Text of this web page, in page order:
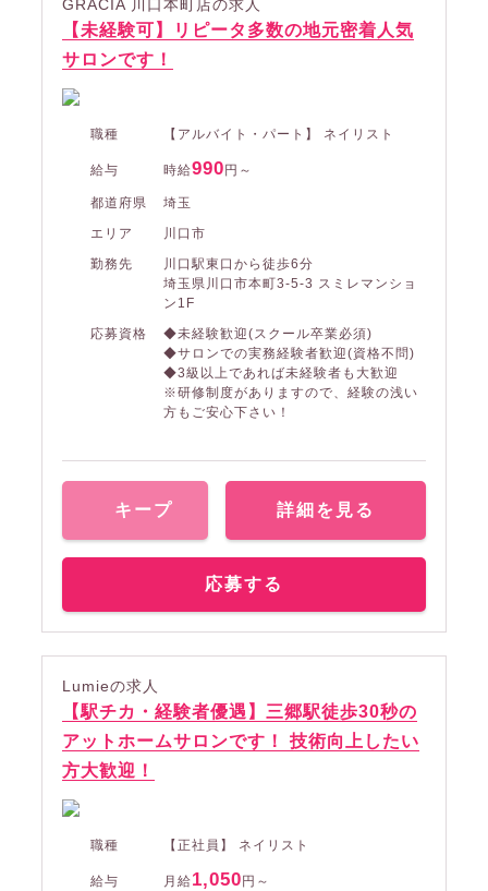
GRACIA 川口本町店の求人
【未経験可】リピータ多数の地元密着人気
サロンです！
職種 【アルバイト・パート】 ネイリスト
給与 時給990円～
都道府県
埼玉
エリア
川口市
勤務先
川口駅東口から徒歩6分
埼玉県川口市本町3-5-3 スミレマンショ
ン1F
応募資格
◆未経験歓迎(スクール卒業必須)
◆サロンでの実務経験者歓迎(資格不問)
◆3級以上であれば未経験者も大歓迎
※研修制度がありますので、経験の浅い
方もご安心下さい！
キープ 詳細を見る
応募する
Lumieの求人
【駅チカ・経験者優遇】三郷駅徒歩30秒の
アットホームサロンです！ 技術向上したい
方大歓迎！
職種 【正社員】 ネイリスト
給与 月給1,050円～